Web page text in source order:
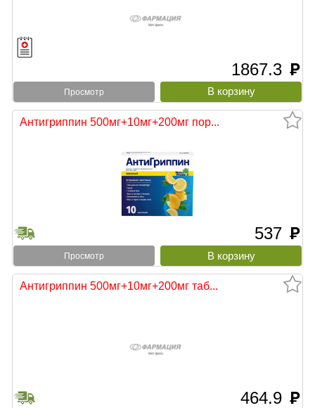
1867.3 руб
Просмотр
Антигриппин 500мг+10мг+200мг пор...
537 руб
Просмотр
Антигриппин 500мг+10мг+200мг таб...
464.9 руб